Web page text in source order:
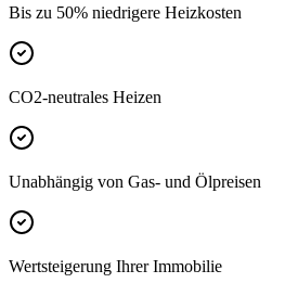
Bis zu 50% niedrigere Heizkosten
CO2-neutrales Heizen
Unabhängig von Gas- und Ölpreisen
Wertsteigerung Ihrer Immobilie